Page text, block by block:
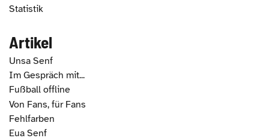
Statistik
Artikel
Unsa Senf
Im Gespräch mit...
Fußball offline
Von Fans, für Fans
Fehlfarben
Eua Senf